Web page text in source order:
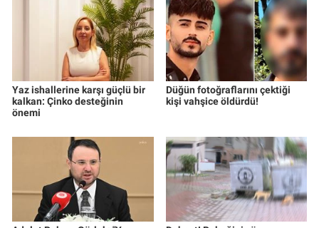
Yaz ishallerine karşı güçlü bir
kalkan: Çinko desteğinin
önemi
Düğün fotoğraflarını çektiği
kişi vahşice öldürdü!